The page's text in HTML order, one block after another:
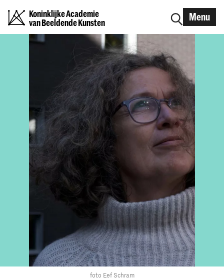
Koninklijke Academie
van Beeldende Kunsten
Menu
foto Eef Schram